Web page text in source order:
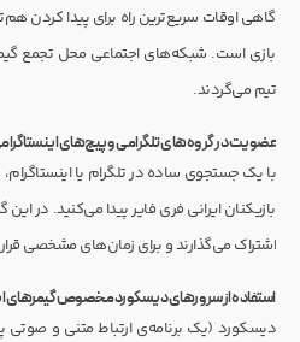
گاهی اوقات سریع‌ترین راه برای پیدا کردن
بازی است. شبکه‌های اجتماعی محل تجمع
تیم می‌گردند.
عضویت در گروه‌های تلگرامی و پیج‌های
با یک جستجوی ساده در تلگرام یا
بازیکنان ایرانی فری فایر پیدا می‌کنید. در
اشتراک می‌گذارند و برای زمان‌های مشخصی
استفاده از سرورهای دیسکورد مخصوص گیمرهای
دیسکورد (یک برنامه‌ی ارتباط متنی و صوتی